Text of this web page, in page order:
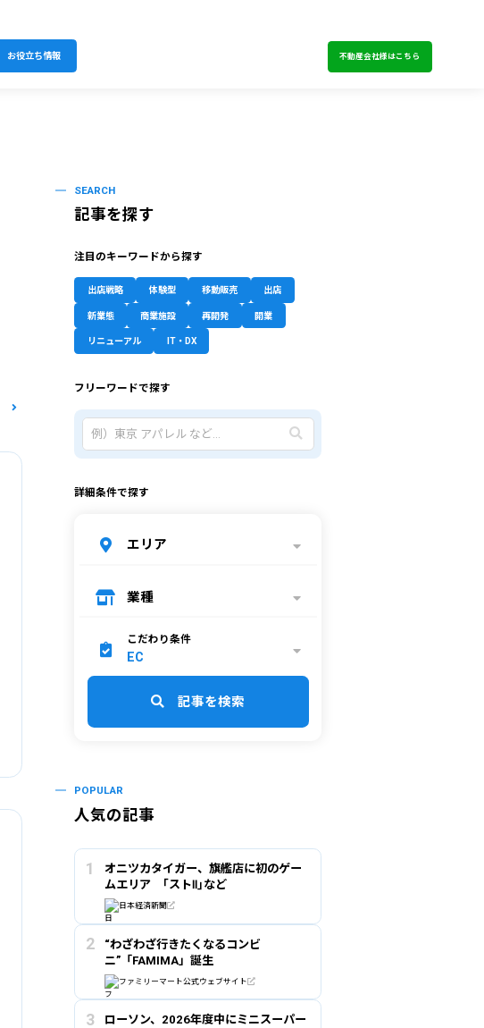
お役立ち情報 不動産会社様はこちら
SEARCH
記事を探す
注目のキーワードから探す
出店戦略 体験型 移動販売 出店
新業態 商業施設 再開発 開業
リニューアル IT・DX
フリーワードで探す
詳細条件で探す
エリア
業種
こだわり条件
EC
記事を検索
POPULAR
人気の記事
オニツカタイガー、旗艦店に初のゲー
ムエリア ｢ストⅡ｣など
日本経済新聞
“わざわざ行きたくなるコンビ
ニ”「FAMIMA」誕生
ファミリーマート公式ウェブサイト
ローソン、2026年度中にミニスーパー